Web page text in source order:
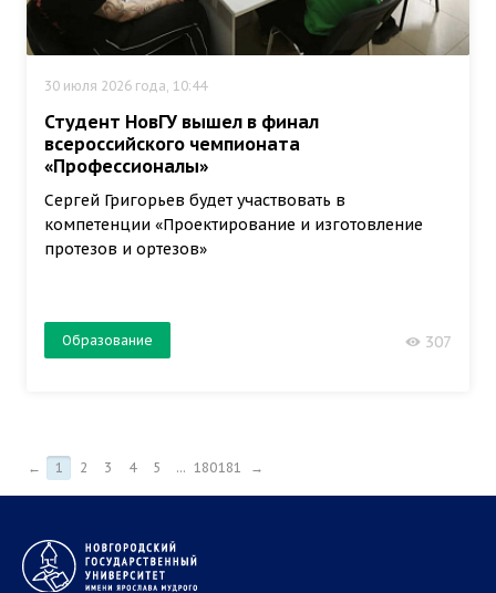
30 июля 2026 года, 10:44
Студент НовГУ вышел в финал
всероссийского чемпионата
«Профессионалы»
Сергей Григорьев будет участвовать в
компетенции «Проектирование и изготовление
протезов и ортезов»
Образование 307
← 1 2 3 4 5 ... 180181 →